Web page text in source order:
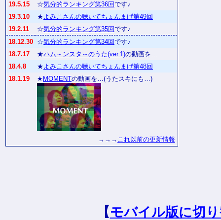
19.5.15
☆気分的ランキング第36回です♪
19.3.10
★よみこさんの聴いてちょんまげ第49回
19.2.11
☆気分的ランキング第35回です♪
18.12.30 ☆気分的ランキング第34回です♪
18.7.17
★ハム～ンスタ～のうた(ver.1)の動画を…
18.4.8
★よみこさんの聴いてちょんまげ第48回
18.1.19
★ MOMENTの動画を…(うたスキにも…)
→→→ これ以前の更新情報
【モバイル版に切